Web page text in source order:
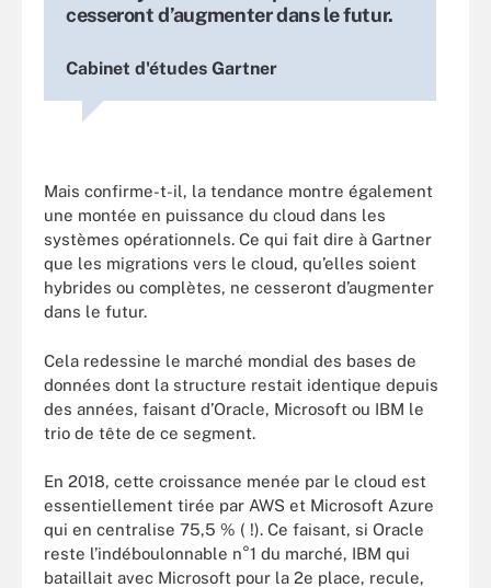
cesseront d’augmenter dans le futur.
Cabinet d'études Gartner
Mais confirme-t-il, la tendance montre également
une montée en puissance du cloud dans les
systèmes opérationnels. Ce qui fait dire à Gartner
que les migrations vers le cloud, qu’elles soient
hybrides ou complètes, ne cesseront d’augmenter
dans le futur.
Cela redessine le marché mondial des bases de
données dont la structure restait identique depuis
des années, faisant d’Oracle, Microsoft ou IBM le
trio de tête de ce segment.
En 2018, cette croissance menée par le cloud est
essentiellement tirée par AWS et Microsoft Azure
qui en centralise 75,5 % ( !). Ce faisant, si Oracle
reste l’indéboulonnable n°1 du marché, IBM qui
bataillait avec Microsoft pour la 2e place, recule,